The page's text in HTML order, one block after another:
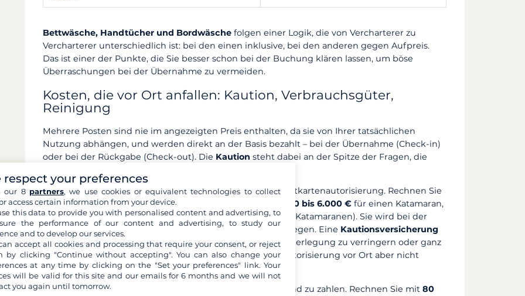
Bettwäsche, Handtücher und Bordwäsche folgen einer Logik, die von Vercharterer zu
Vercharterer unterschiedlich ist: bei den einen inklusive, bei den anderen gegen Aufpreis.
Das ist einer der Punkte, die Sie besser schon bei der Buchung klären lassen, um böse
Überraschungen bei der Übernahme zu vermeiden.
Kosten, die vor Ort anfallen: Kaution, Verbrauchsgüter,
Reinigung
Mehrere Posten sind nie im angezeigten Preis enthalten, da sie von Ihrer tatsächlichen
Nutzung abhängen, und werden direkt an der Basis bezahlt – bei der Übernahme (Check-in)
oder bei der Rückgabe (Check-out). Die Kaution steht dabei an der Spitze der Fragen, die
Kaution:bei der Ankunft hinterlegt, in der Regel per Kreditkartenautorisierung. Rechnen Sie
mit etwa1.500 bis 3.000 €für ein Einrumpfboot und 3.000 bis 6.000 € für einen Katamaran,
je nach Größe und Modell (bis zu 8.000 € bei den größten Katamaranen). Sie wird bei der
Rückgabe vollständig erstattet, sofern keine Schäden vorliegen. Eine Kautionsversicherung
(Selbstbeteiligungsversicherung) ermöglicht es, diese Hinterlegung zu verringern oder ganz
zu erlassen: Sie wird im Voraus gewählt, hebt die Kartenautorisierung vor Ort aber nicht
immer auf.
Treibstoff:bei der Ankunft je nach verbleibendem Füllstand zu zahlen. Rechnen Sie mit80
respect your preferences
our 8 partners, we use cookies or equivalent technologies to collect
access certain information from your device.
this data to provide you with personalised content and advertising, to
the performance of our content and advertising, to study our
and to develop our services.
accept all cookies and processing that require your consent, or reject
by clicking "Continue without accepting". You can also change your
at any time by clicking on the "Set your preferences" link. Your
will be valid for this site and our emails for 6 months and we will not
you again until tomorrow.